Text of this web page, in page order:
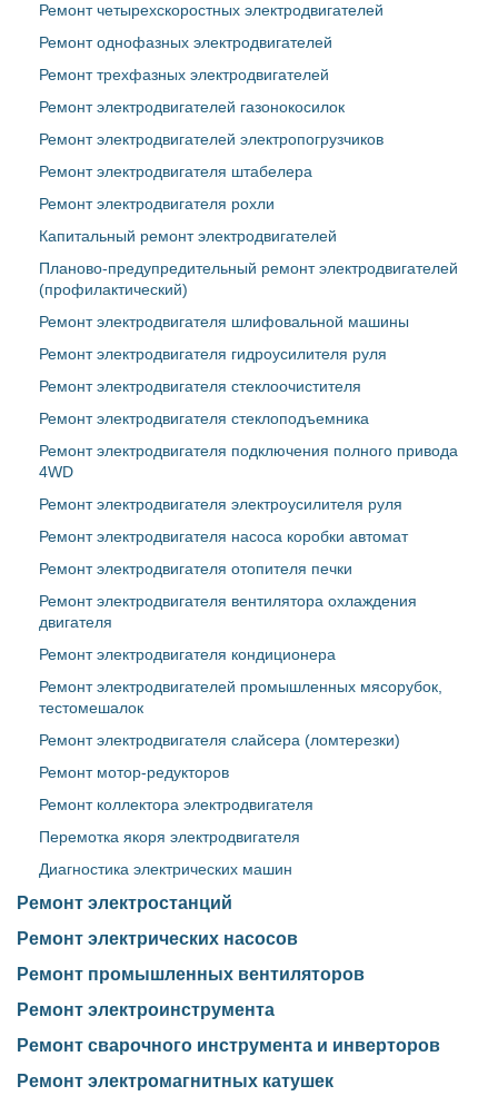
Ремонт четырехскоростных электродвигателей
Ремонт однофазных электродвигателей
Ремонт трехфазных электродвигателей
Ремонт электродвигателей газонокосилок
Ремонт электродвигателей электропогрузчиков
Ремонт электродвигателя штабелера
Ремонт электродвигателя рохли
Капитальный ремонт электродвигателей
Планово-предупредительный ремонт электродвигателей
(профилактический)
Ремонт электродвигателя шлифовальной машины
Ремонт электродвигателя гидроусилителя руля
Ремонт электродвигателя стеклоочистителя
Ремонт электродвигателя стеклоподъемника
Ремонт электродвигателя подключения полного привода
4WD
Ремонт электродвигателя электроусилителя руля
Ремонт электродвигателя насоса коробки автомат
Ремонт электродвигателя отопителя печки
Ремонт электродвигателя вентилятора охлаждения
двигателя
Ремонт электродвигателя кондиционера
Ремонт электродвигателей промышленных мясорубок,
тестомешалок
Ремонт электродвигателя слайсера (ломтерезки)
Ремонт мотор-редукторов
Ремонт коллектора электродвигателя
Перемотка якоря электродвигателя
Диагностика электрических машин
Ремонт электростанций
Ремонт электрических насосов
Ремонт промышленных вентиляторов
Ремонт электроинструмента
Ремонт сварочного инструмента и инверторов
Ремонт электромагнитных катушек